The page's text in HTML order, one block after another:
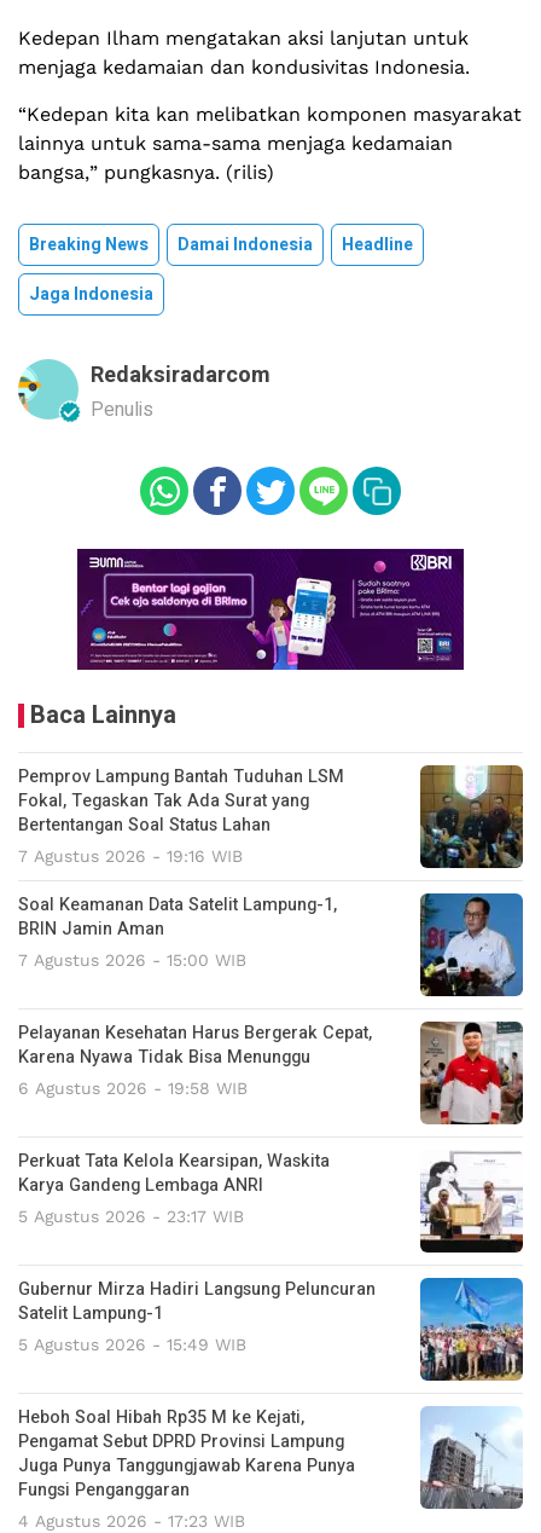
Kedepan Ilham mengatakan aksi lanjutan untuk
menjaga kedamaian dan kondusivitas Indonesia.
“Kedepan kita kan melibatkan komponen masyarakat
lainnya untuk sama-sama menjaga kedamaian
bangsa,” pungkasnya. (rilis)
Breaking News Damai Indonesia
Headline
Jaga Indonesia
Redaksiradarcom
Penulis
Baca Lainnya
Pemprov Lampung Bantah Tuduhan LSM
Fokal, Tegaskan Tak Ada Surat yang
Bertentangan Soal Status Lahan
7 Agustus 2026 - 19:16 WIB
Soal Keamanan Data Satelit Lampung-1,
BRIN Jamin Aman
7 Agustus 2026 - 15:00 WIB
Pelayanan Kesehatan Harus Bergerak Cepat,
Karena Nyawa Tidak Bisa Menunggu
6 Agustus 2026 - 19:58 WIB
Perkuat Tata Kelola Kearsipan, Waskita
Karya Gandeng Lembaga ANRI
5 Agustus 2026 - 23:17 WIB
Gubernur Mirza Hadiri Langsung Peluncuran
Satelit Lampung-1
5 Agustus 2026 - 15:49 WIB
Heboh Soal Hibah Rp35 M ke Kejati,
Pengamat Sebut DPRD Provinsi Lampung
Juga Punya Tanggungjawab Karena Punya
Fungsi Penganggaran
4 Agustus 2026 - 17:23 WIB